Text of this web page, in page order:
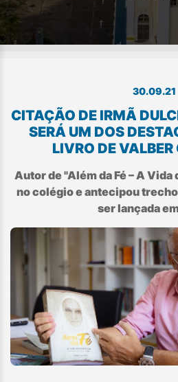
30.09.21
CITAÇÃO DE IRMÃ
SERÁ UM DOS
LIVRO DE
Autor de "Além da Fé – A
no colégio e antecipou
ser lançada